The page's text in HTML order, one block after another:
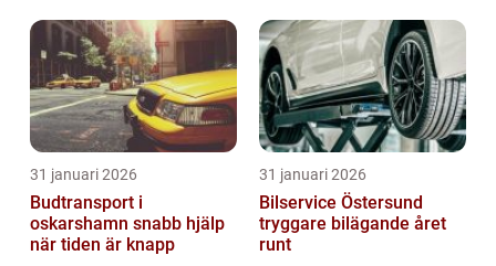
31 januari 2026
Budtransport i
oskarshamn snabb hjälp
när tiden är knapp
31 januari 2026
Bilservice Östersund
tryggare bilägande året
runt